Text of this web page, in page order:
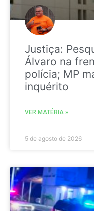
Justiça:
Álvaro na
polícia; MP
inquérito
VER MATÉRIA »
5 de agosto de 2026